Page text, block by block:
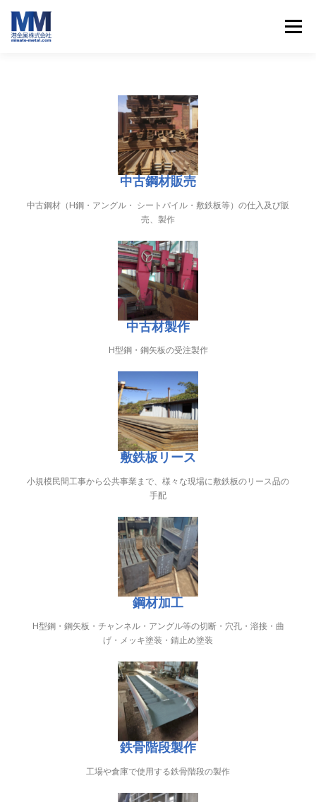
メニュー
インスタグラム
中古鋼材販売
中古鋼材（H鋼・アングル・ シートパイル・敷鉄板等）の仕入及び販
売、製作
中古材製作
H型鋼・鋼矢板の受注製作
敷鉄板リース
小規模民間工事から公共事業まで、様々な現場に敷鉄板のリース品の
手配
鋼材加工
H型鋼・鋼矢板・チャンネル・アングル等の切断・穴孔・溶接・曲
げ・メッキ塗装・錆止め塗装
鉄骨階段製作
工場や倉庫で使用する鉄骨階段の製作